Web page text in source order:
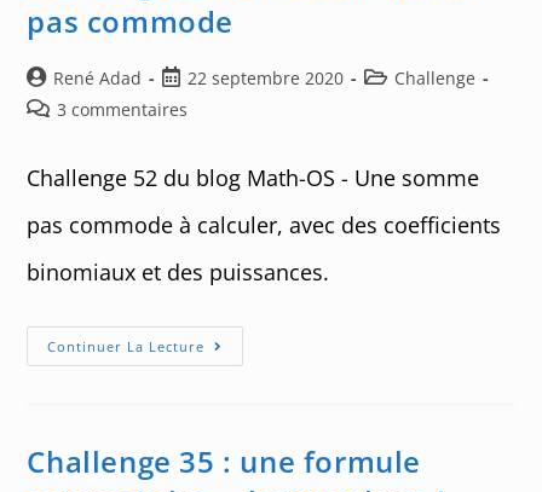
pas commode
Auteur/autrice
de
René Adad
Post
published:
22 septembre 2020
PostChallenge
Post3 commentaires
Challenge 52 du blog Math-OS - Une somme
pas commode à calculer, avec des coefficients
binomiaux et des puissances.
Continuer La Lecture Challenge
52
Commode
Challenge 35 : une formule